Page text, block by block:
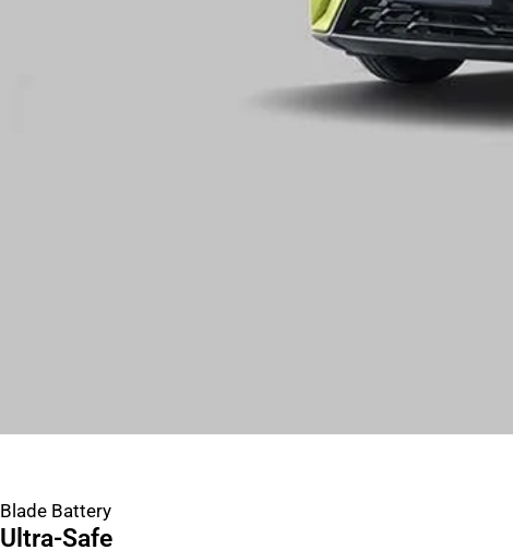
Blade Battery
Ultra-Safe